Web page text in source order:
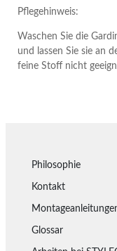
Pflegehinweis:
Waschen Sie die
und lassen Sie sie an
feine Stoff nicht
Philosophie
Kontakt
Glossar